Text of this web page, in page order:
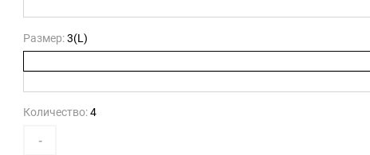
Размер:3(L)
Количество:4
-